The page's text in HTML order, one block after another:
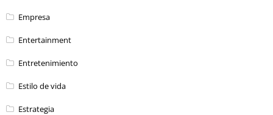
Empresa
Entertainment
Entretenimiento
Estilo de vida
Estrategia